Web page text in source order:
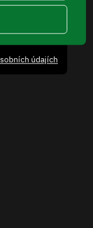
údajích